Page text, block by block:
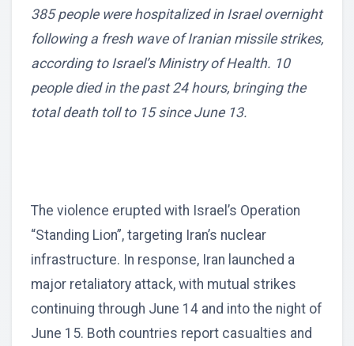
385 people were hospitalized in Israel overnight
following a fresh wave of Iranian missile strikes,
according to Israel’s Ministry of Health. 10
people died in the past 24 hours, bringing the
total death toll to 15 since June 13.
The violence erupted with Israel’s Operation
“Standing Lion”, targeting Iran’s nuclear
infrastructure. In response, Iran launched a
major retaliatory attack, with mutual strikes
continuing through June 14 and into the night of
June 15. Both countries report casualties and